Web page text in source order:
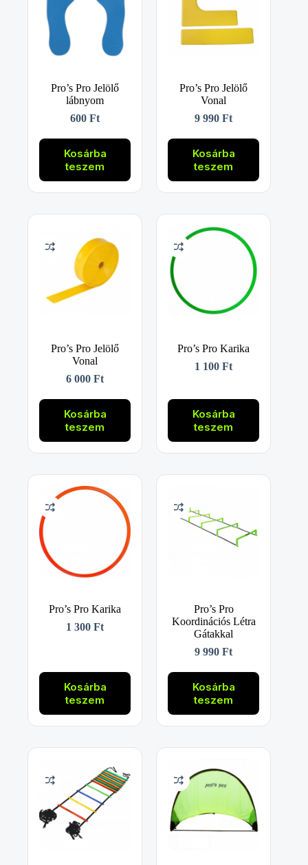
Pro’s Pro Jelölő
lábnyom
600Ft
Kosárba
teszem
Pro’s Pro Jelölő
Vonal
9 990Ft
Kosárba
teszem
Pro’s Pro Jelölő
Vonal
6 000Ft
Kosárba
teszem
Pro’s Pro Karika
1 100Ft
Kosárba
teszem
Pro’s Pro Karika
1 300Ft
Kosárba
teszem
Pro’s Pro
Koordinációs Létra
Gátakkal
9 990Ft
Kosárba
teszem